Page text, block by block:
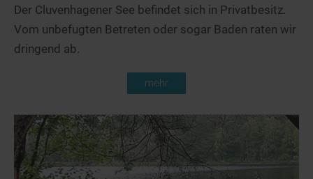
Der Cluvenhagener See befindet sich in Privatbesitz.
Vom unbefugten Betreten oder sogar Baden raten wir
dringend ab.
mehr